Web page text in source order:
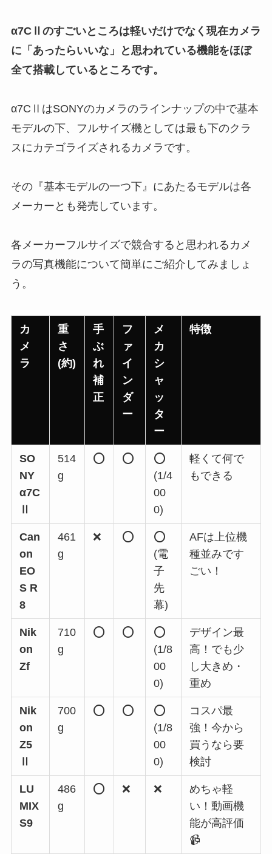
α7CⅡのすごいところは軽いだけでなく現在カメラ
に「あったらいいな」と思われている機能をほぼ
全て搭載しているところです。
α7CⅡはSONYのカメラのラインナップの中で基本
モデルの下、フルサイズ機としては最も下のクラ
スにカテゴライズされるカメラです。
その『基本モデルの一つ下』にあたるモデルは各
メーカーとも発売しています。
各メーカーフルサイズで競合すると思われるカメ
ラの写真機能について簡単にご紹介してみましょ
う。
カ
メ
ラ
重
さ
(約)
手
ぶ
れ
補
正
フ
ァ
イ
ン
ダ
ー
メ
カ
シ
ャ
ッ
タ
ー
特徴
SO
NY
α7C
Ⅱ
514
g
⭕️ ⭕️
⭕️
(1/4
00
0)
軽くて何で
もできる
Can
on
EO
S R
8
461
g
❌ ⭕️
⭕️
(電
子
先
幕)
AFは上位機
種並みです
ごい！
Nik
on
Zf
710
g
⭕️ ⭕️
⭕️
(1/8
00
0)
デザイン最
高！でも少
し大きめ・
重め
Nik
on
Z5
Ⅱ
700
g
⭕️ ⭕️
⭕️
(1/8
00
0)
コスパ最
強！今から
買うなら要
検討
LU
MIX
S9
486
g
⭕️ ❌ ❌
めちゃ軽
い！動画機
能が高評価
📹